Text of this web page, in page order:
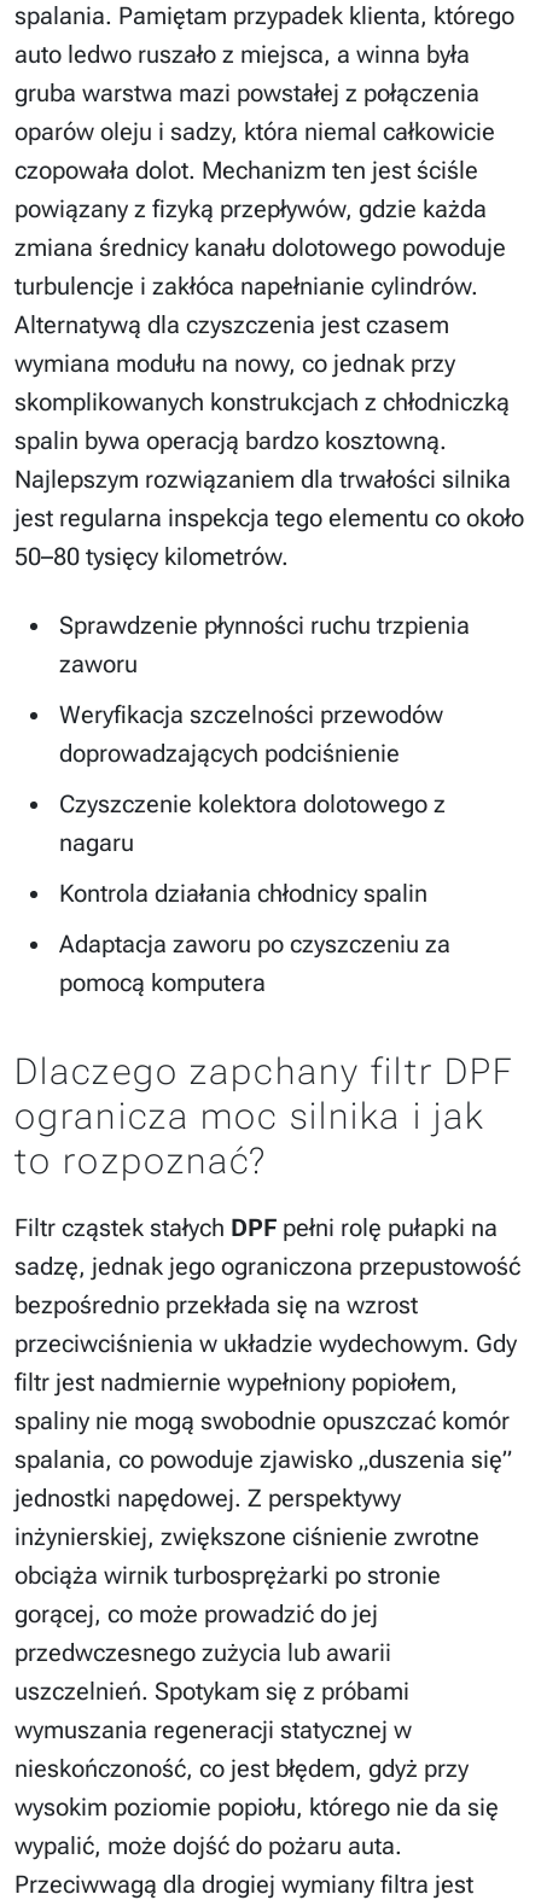
spalania. Pamiętam przypadek klienta, którego
auto ledwo ruszało z miejsca, a winna była
gruba warstwa mazi powstałej z połączenia
oparów oleju i sadzy, która niemal całkowicie
czopowała dolot. Mechanizm ten jest ściśle
powiązany z fizyką przepływów, gdzie każda
zmiana średnicy kanału dolotowego powoduje
turbulencje i zakłóca napełnianie cylindrów.
Alternatywą dla czyszczenia jest czasem
wymiana modułu na nowy, co jednak przy
skomplikowanych konstrukcjach z chłodniczką
spalin bywa operacją bardzo kosztowną.
Najlepszym rozwiązaniem dla trwałości silnika
jest regularna inspekcja tego elementu co około
50–80 tysięcy kilometrów.
Sprawdzenie płynności ruchu trzpienia
zaworu
Weryfikacja szczelności przewodów
doprowadzających podciśnienie
Czyszczenie kolektora dolotowego z
nagaru
Kontrola działania chłodnicy spalin
Adaptacja zaworu po czyszczeniu za
pomocą komputera
Dlaczego zapchany filtr DPF
ogranicza moc silnika i jak
to rozpoznać?
Filtr cząstek stałych DPF pełni rolę pułapki na
sadzę, jednak jego ograniczona przepustowość
bezpośrednio przekłada się na wzrost
przeciwciśnienia w układzie wydechowym. Gdy
filtr jest nadmiernie wypełniony popiołem,
spaliny nie mogą swobodnie opuszczać komór
spalania, co powoduje zjawisko „duszenia się”
jednostki napędowej. Z perspektywy
inżynierskiej, zwiększone ciśnienie zwrotne
obciąża wirnik turbosprężarki po stronie
gorącej, co może prowadzić do jej
przedwczesnego zużycia lub awarii
uszczelnień. Spotykam się z próbami
wymuszania regeneracji statycznej w
nieskończoność, co jest błędem, gdyż przy
wysokim poziomie popiołu, którego nie da się
wypalić, może dojść do pożaru auta.
Przeciwwagą dla drogiej wymiany filtra jest